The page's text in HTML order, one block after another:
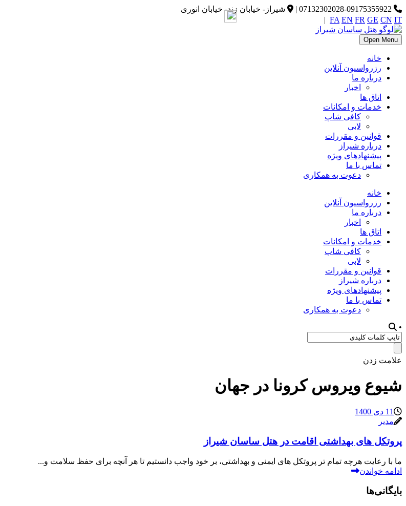
|
شیراز- خیابان زند- خیابان انوری
FA EN FR GE CN IT
|
Open Menu
خانه
رزرواسیون آنلاین
درباره ما
اخبار
اتاق ها
خدمات و امکانات
کافی شاپ
لابی
قوانین و مقررات
درباره شیراز
پیشنهادهای ویژه
تماس با ما
دعوت به همکاری
خانه
رزرواسیون آنلاین
درباره ما
اخبار
اتاق ها
خدمات و امکانات
کافی شاپ
لابی
قوانین و مقررات
درباره شیراز
پیشنهادهای ویژه
تماس با ما
دعوت به همکاری
•
علامت زدن
شیوع ویروس کرونا در جهان
11 دی 1400
مدیر
پروتکل های بهداشتی اقامت در هتل ساسان شیراز
ما با رعایت هرچه تمام تر پروتکل های ایمنی و بهداشتی، بر خود واجب دانستیم تا هر آنچه برای حفظ سلامت و...
ادامه خواندن
بایگانی‌ها